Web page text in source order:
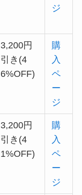
ジ
3,200円
引き(4
6%OFF)
購
入
ペ
ー
ジ
3,200円
引き(4
1%OFF)
購
入
ペ
ー
ジ